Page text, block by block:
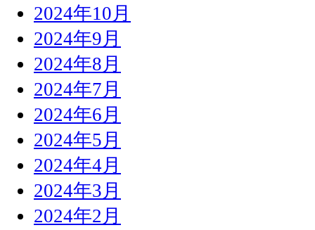
2024年10月
2024年9月
2024年8月
2024年7月
2024年6月
2024年5月
2024年4月
2024年3月
2024年2月